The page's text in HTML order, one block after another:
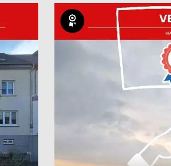
Exklusiv